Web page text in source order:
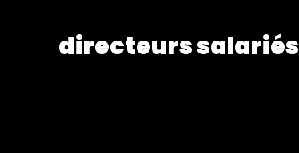
directeurs salariés